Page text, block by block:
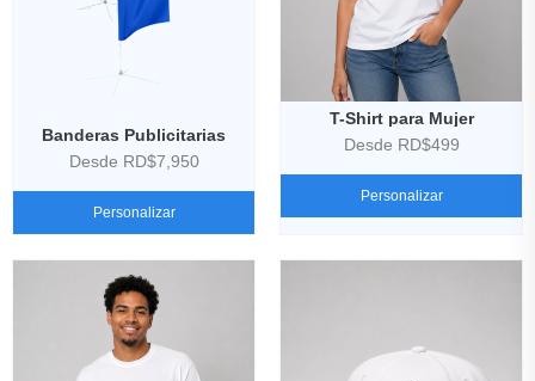
Banderas Publicitarias
Desde RD$7,950
Personalizar
T-Shirt para Mujer
Desde RD$499
Personalizar